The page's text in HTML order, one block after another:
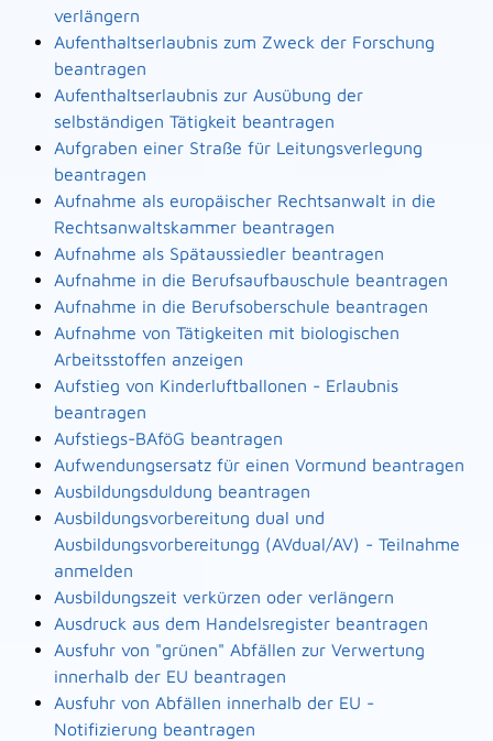
verlängern
Aufenthaltserlaubnis zum Zweck der Forschung
beantragen
Aufenthaltserlaubnis zur Ausübung der
selbständigen Tätigkeit beantragen
Aufgraben einer Straße für Leitungsverlegung
beantragen
Aufnahme als europäischer Rechtsanwalt in die
Rechtsanwaltskammer beantragen
Aufnahme als Spätaussiedler beantragen
Aufnahme in die Berufsaufbauschule beantragen
Aufnahme in die Berufsoberschule beantragen
Aufnahme von Tätigkeiten mit biologischen
Arbeitsstoffen anzeigen
Aufstieg von Kinderluftballonen - Erlaubnis
beantragen
Aufstiegs-BAföG beantragen
Aufwendungsersatz für einen Vormund beantragen
Ausbildungsduldung beantragen
Ausbildungsvorbereitung dual und
Ausbildungsvorbereitungg (AVdual/AV) - Teilnahme
anmelden
Ausbildungszeit verkürzen oder verlängern
Ausdruck aus dem Handelsregister beantragen
Ausfuhr von "grünen" Abfällen zur Verwertung
innerhalb der EU beantragen
Ausfuhr von Abfällen innerhalb der EU -
Notifizierung beantragen